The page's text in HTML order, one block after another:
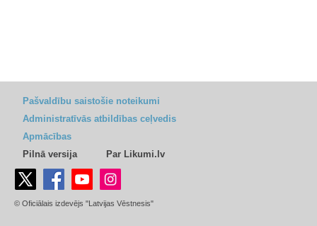
Pašvaldību saistošie noteikumi
Administratīvās atbildības ceļvedis
Apmācības
Pilnā versija
Par Likumi.lv
© Oficiālais izdevējs "Latvijas Vēstnesis"